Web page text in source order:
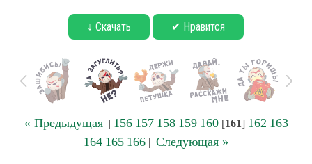
↓ Скачать ✔ Нравится
« Предыдущая| 156 157 158 159 160[161] 162 163
164 165 166 | Следующая »